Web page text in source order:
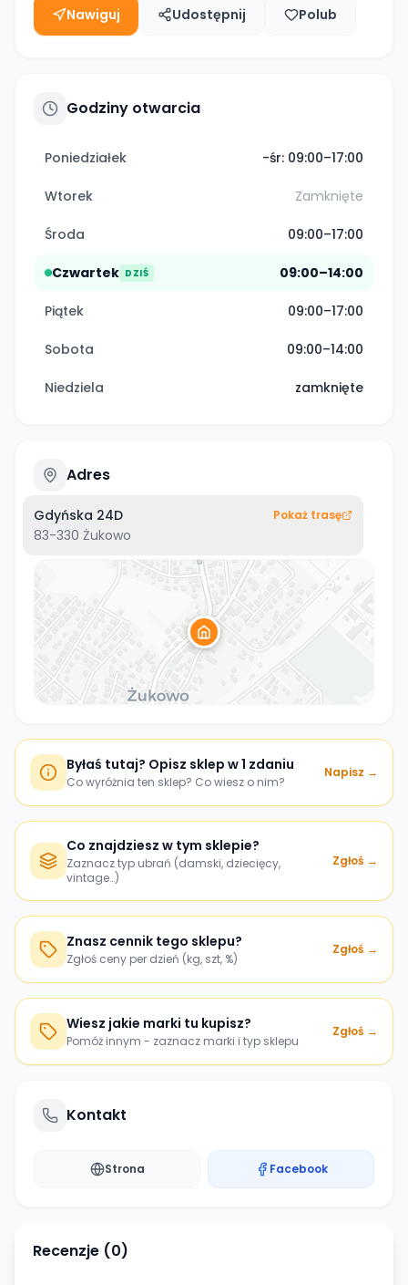
Nawiguj Udostępnij Polub
Godziny otwarcia
Poniedziałek -śr: 09:00–17:00
Wtorek Zamknięte
Środa 09:00–17:00
Czwartek DZIŚ 09:00–14:00
Piątek 09:00–17:00
Sobota 09:00–14:00
Niedziela zamknięte
Adres
Gdyńska 24D
83-330 Żukowo
Pokaż trasę
Byłaś tutaj? Opisz sklep w 1 zdaniu
Co wyróżnia ten sklep? Co wiesz o nim?
Napisz →
Co znajdziesz w tym sklepie?
Zaznacz typ ubrań (damski, dziecięcy,
vintage…)
Zgłoś →
Znasz cennik tego sklepu?
Zgłoś ceny per dzień (kg, szt, %)
Zgłoś →
Wiesz jakie marki tu kupisz?
Pomóż innym - zaznacz marki i typ sklepu
Zgłoś →
Kontakt
Strona Facebook
Recenzje (0)